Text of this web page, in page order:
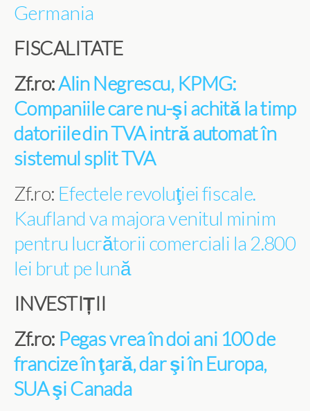
Germania
FISCALITATE
Zf.ro:Alin Negrescu, KPMG:
Companiile care nu-şi achită la timp
datoriile din TVA intră automat în
sistemul split TVA
Zf.ro: Efectele revoluţiei fiscale.
Kaufland va majora venitul minim
pentru lucrătorii comerciali la 2.800
lei brut pe lună
INVESTIȚII
Zf.ro: Pegas vrea în doi ani 100 de
francize în ţară, dar şi în Europa,
SUA şi Canada